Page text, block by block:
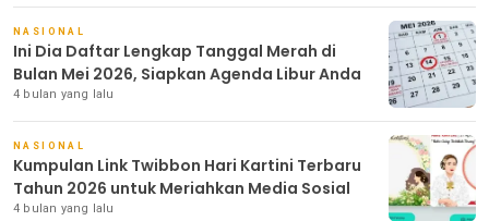
NASIONAL
Ini Dia Daftar Lengkap Tanggal Merah di
Bulan Mei 2026, Siapkan Agenda Libur Anda
4 bulan yang lalu
NASIONAL
Kumpulan Link Twibbon Hari Kartini Terbaru
Tahun 2026 untuk Meriahkan Media Sosial
4 bulan yang lalu